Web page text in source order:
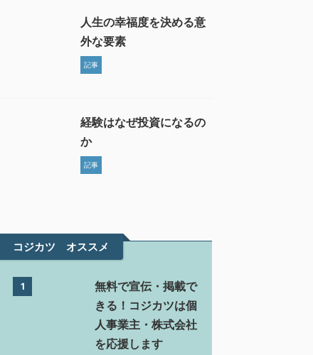
人生の幸福度を決める意
外な要素
記事
経験はなぜ投資になるの
か
記事
コジカツ オススメ
1
無料で宣伝・掲載で
きる！コジカツは個
人事業主・株式会社
を応援します